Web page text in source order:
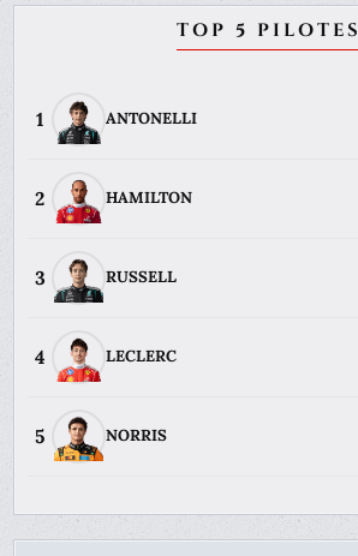
TOP 5 PILOTES
1 ANTONELLI
2 HAMILTON
3 RUSSELL
4 LECLERC
5 NORRIS